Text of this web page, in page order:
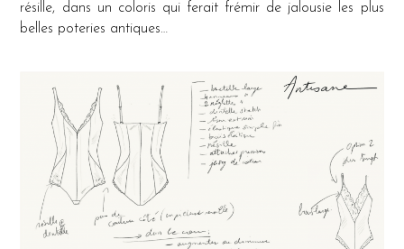
résille, dans un coloris qui ferait frémir de jalousie les plus
belles poteries antiques…